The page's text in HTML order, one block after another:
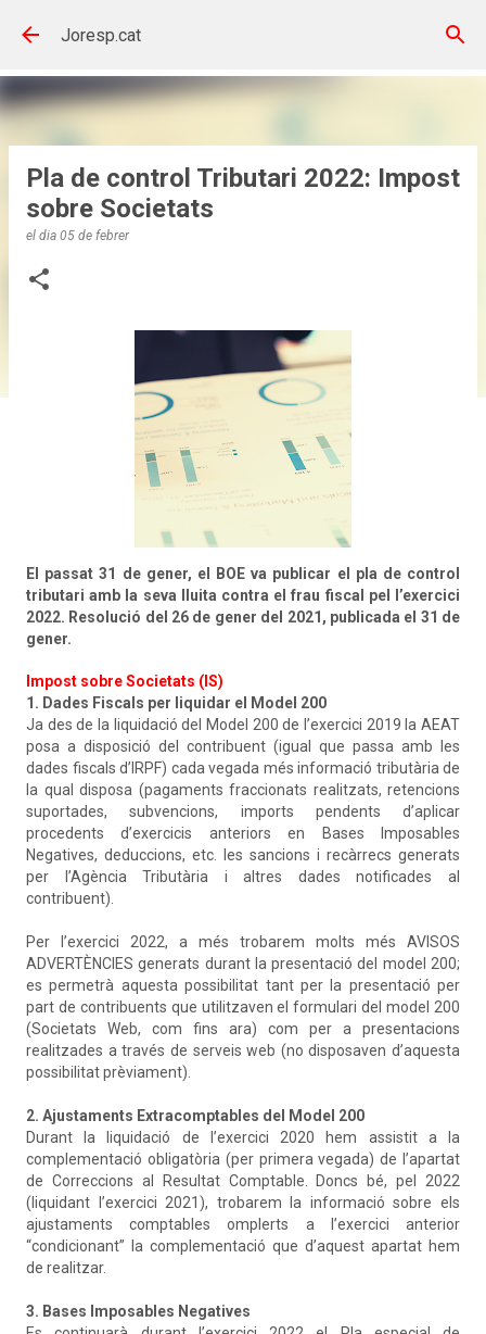
Joresp.cat
Pla de control Tributari 2022: Impost
sobre Societats
el dia 05 de febrer
El passat 31 de gener, el BOE va publicar el pla de control
tributari amb la seva lluita contra el frau fiscal pel l’exercici
2022. Resolució del 26 de gener del 2021, publicada el 31 de
gener.
Impost sobre Societats (IS)
1. Dades Fiscals per liquidar el Model 200
Ja des de la liquidació del Model 200 de l’exercici 2019 la AEAT
posa a disposició del contribuent (igual que passa amb les
dades fiscals d’IRPF) cada vegada més informació tributària de
la qual disposa (pagaments fraccionats realitzats, retencions
suportades, subvencions, imports pendents d’aplicar
procedents d’exercicis anteriors en Bases Imposables
Negatives, deduccions, etc. les sancions i recàrrecs generats
per l’Agència Tributària i altres dades notificades al
contribuent).
Per l’exercici 2022, a més trobarem molts més AVISOS
ADVERTÈNCIES generats durant la presentació del model 200;
es permetrà aquesta possibilitat tant per la presentació per
part de contribuents que utilitzaven el formulari del model 200
(Societats Web, com fins ara) com per a presentacions
realitzades a través de serveis web (no disposaven d’aquesta
possibilitat prèviament).
2. Ajustaments Extracomptables del Model 200
Durant la liquidació de l’exercici 2020 hem assistit a la
complementació obligatòria (per primera vegada) de l’apartat
de Correccions al Resultat Comptable. Doncs bé, pel 2022
(liquidant l’exercici 2021), trobarem la informació sobre els
ajustaments comptables omplerts a l’exercici anterior
“condicionant” la complementació que d’aquest apartat hem
de realitzar.
3. Bases Imposables Negatives